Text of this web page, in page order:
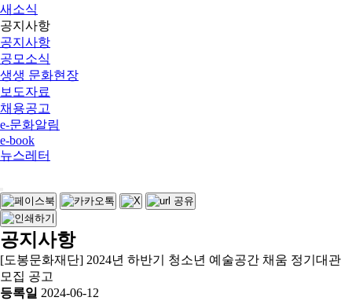
새소식
공지사항
공지사항
공모소식
생생 문화현장
보도자료
채용공고
e-문화알림
e-book
뉴스레터
공지사항
[도봉문화재단] 2024년 하반기 청소년 예술공간 채움 정기대관
모집 공고
등록일 2024-06-12